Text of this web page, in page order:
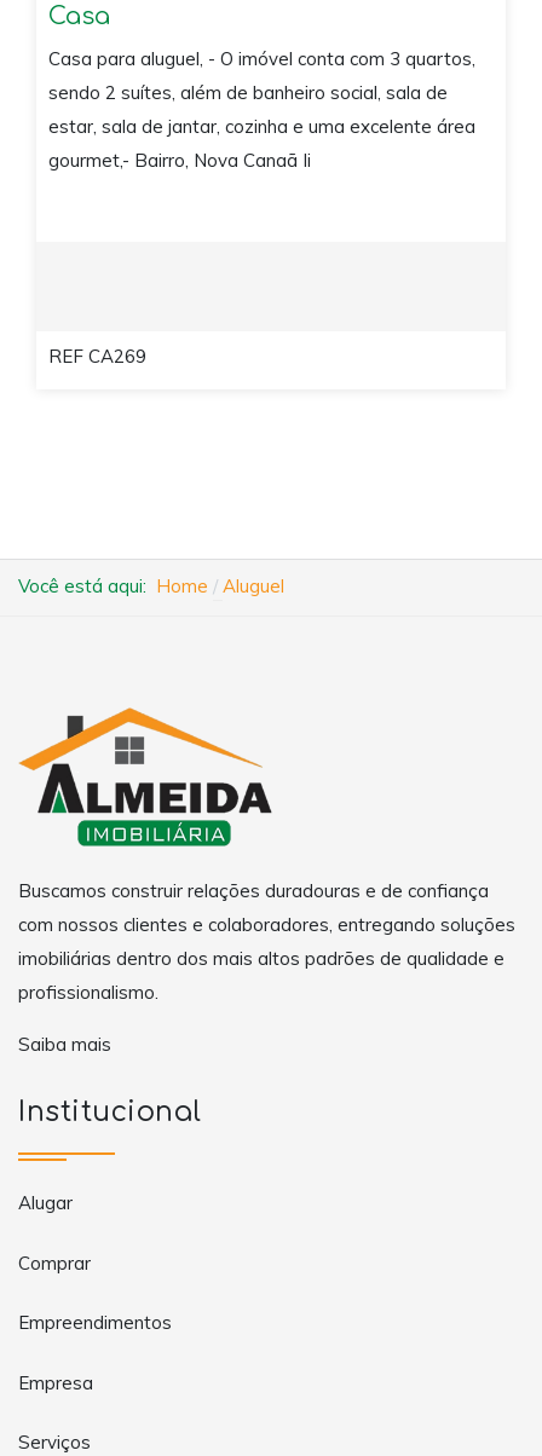
Casa
Casa para aluguel, - O imóvel conta com 3 quartos,
sendo 2 suítes, além de banheiro social, sala de
estar, sala de jantar, cozinha e uma excelente área
gourmet,- Bairro, Nova Canaã Ii
REF CA269
Você está aqui: Home Aluguel
Buscamos construir relações duradouras e de confiança
com nossos clientes e colaboradores, entregando soluções
imobiliárias dentro dos mais altos padrões de qualidade e
profissionalismo.
Saiba mais
Institucional
Alugar
Comprar
Empreendimentos
Empresa
Serviços